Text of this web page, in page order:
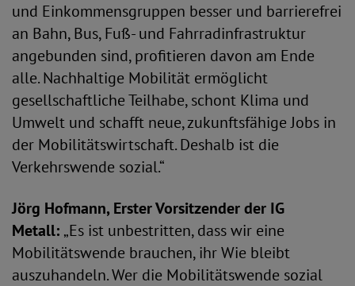
und Einkommensgruppen besser und barrierefrei
an Bahn, Bus, Fuß- und Fahrradinfrastruktur
angebunden sind, profitieren davon am Ende
alle. Nachhaltige Mobilität ermöglicht
gesellschaftliche Teilhabe, schont Klima und
Umwelt und schafft neue, zukunftsfähige Jobs in
der Mobilitätswirtschaft. Deshalb ist die
Verkehrswende sozial.“
Jörg Hofmann, Erster Vorsitzender der IG
Metall: „Es ist unbestritten, dass wir eine
Mobilitätswende brauchen, ihr Wie bleibt
auszuhandeln. Wer die Mobilitätswende sozial